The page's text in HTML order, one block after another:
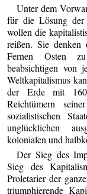
Unter dem
für die Lösung der
wollen die
reißen. Sie denken
Fernen Osten
beabsichtigen von
Weltkapitalismus
der Erde mit 160
Reichtümern
sozialistischen
unglücklichen
kolonialen und
Der Sieg des
Sieg des
Proletarier der
triumphierende